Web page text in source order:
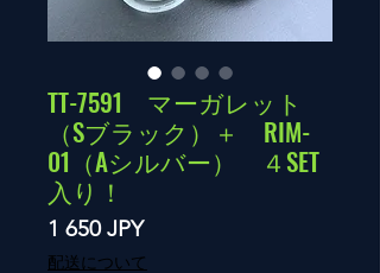
TT-7591 マーガレット
（Sブラック）＋ RIM-
01（Aシルバー） ４SET
入り！
1 650 JPYPris
配送について